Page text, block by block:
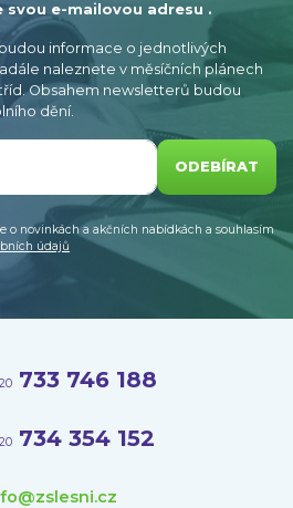
e-mailovou adresu .
informace o jednotlivých
naleznete v měsíčních plánech
Obsahem newsletterů budou
dění.
ODEBÍRAT
o novinkách a akčních nabídkách a souhlasím
údajů
733 746 188
734 354 152